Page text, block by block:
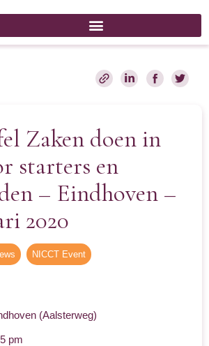
Zaken doen in
starters en
– Eindhoven –
2020
NICCT Event
(Aalsterweg)
pm